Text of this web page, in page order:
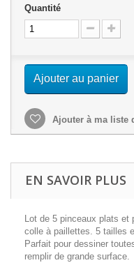
Quantité
Ajouter au panier
Ajouter à ma liste
EN SAVOIR PLUS
Lot de 5 pinceaux plats et
colle à paillettes. 5 tailles
Parfait pour dessiner
remplir de grande surface.